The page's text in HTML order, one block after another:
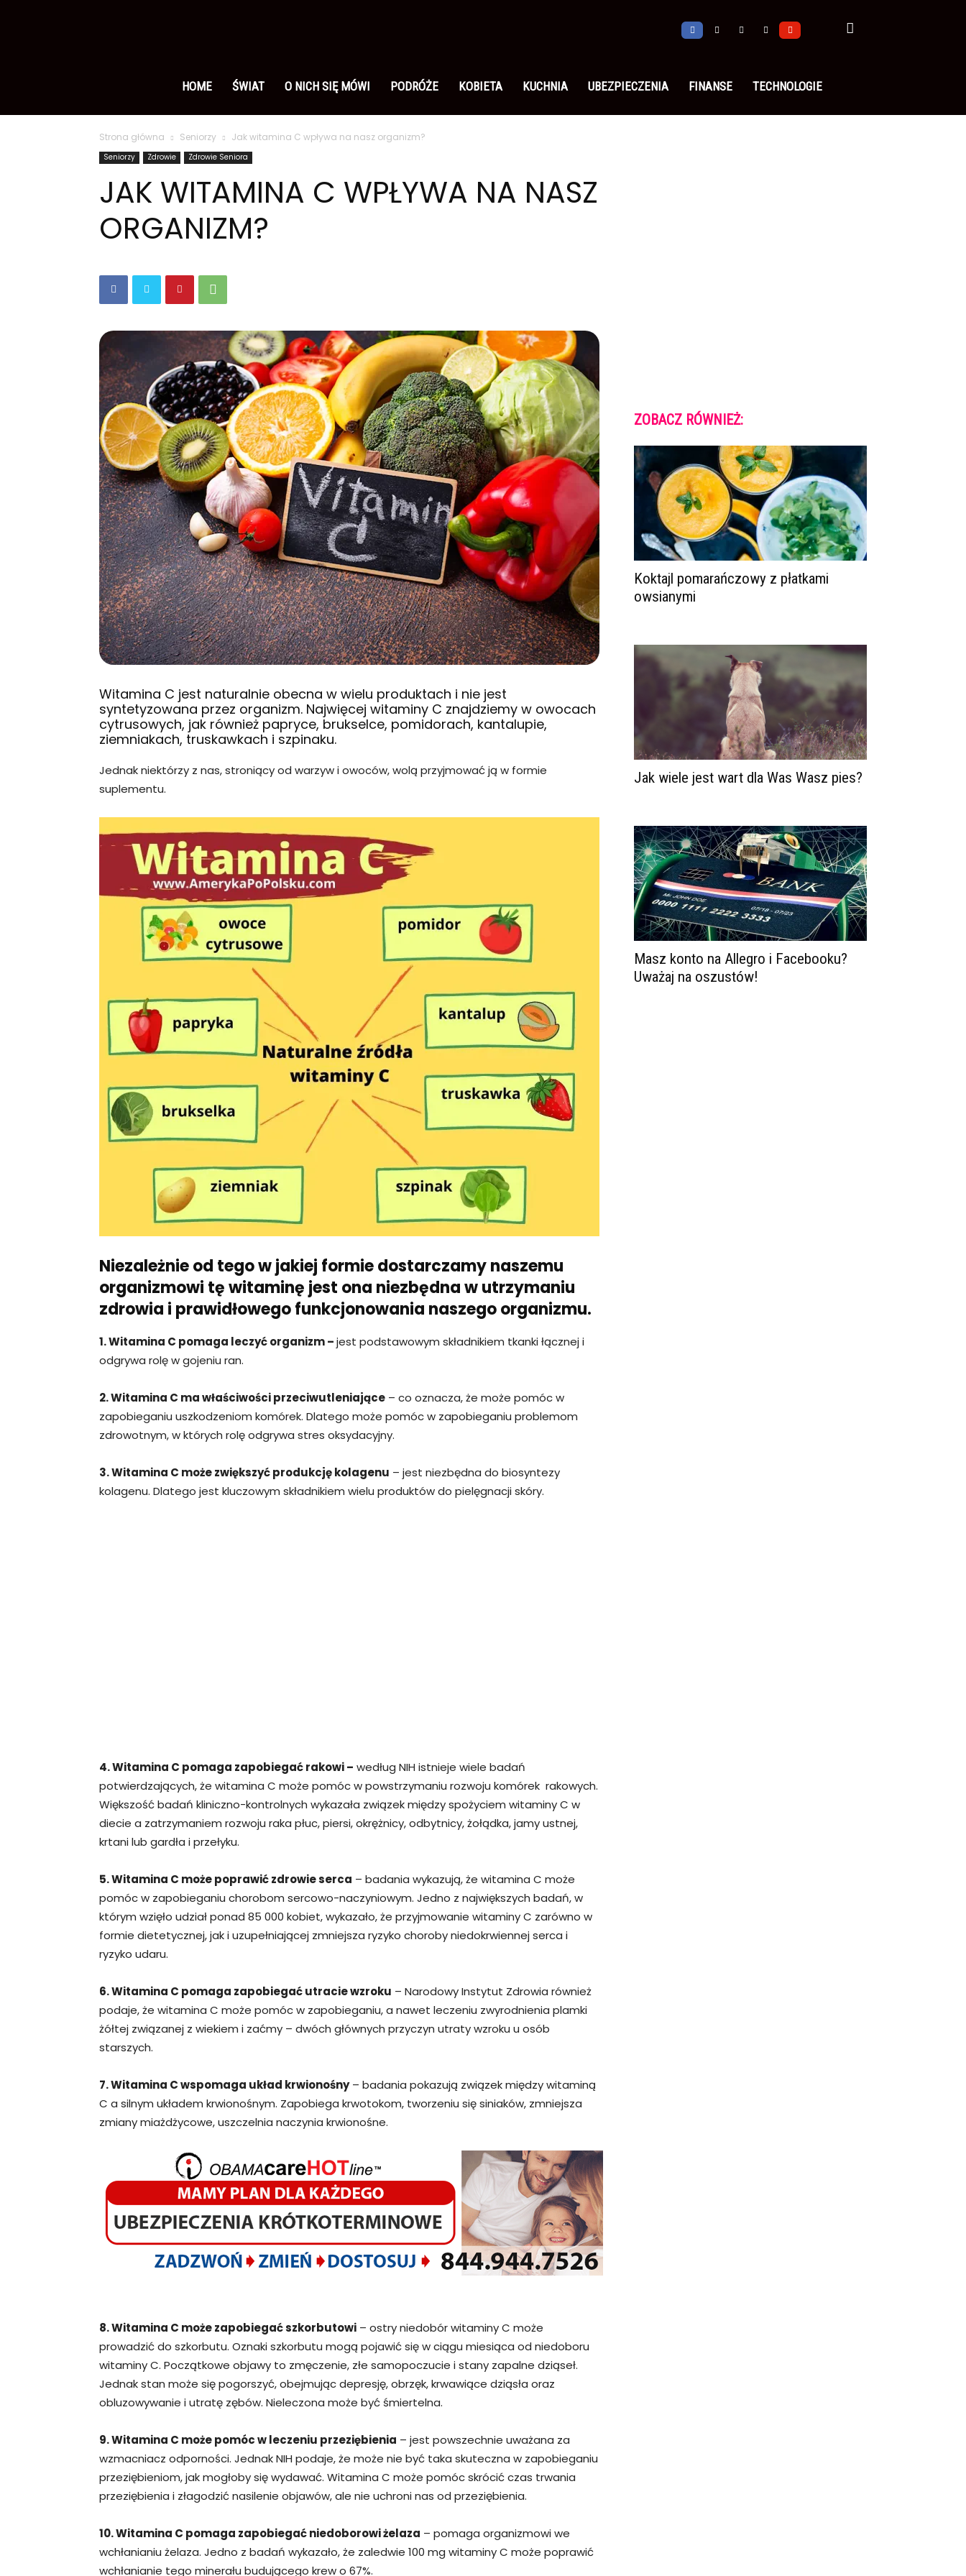
polsku
HOME ŚWIAT O NICH SIĘ MÓWI PODRÓŻE KOBIETA KUCHNIA UBEZPIECZENIA FINANSE TECHNOLOGIE
Strona główna Seniorzy Jak witamina C wpływa na nasz organizm?
Seniorzy Zdrowie Zdrowie Seniora
JAK WITAMINA C WPŁYWA NA NASZ
ORGANIZM?
Witamina C jest naturalnie obecna w wielu produktach i nie jest
syntetyzowana przez organizm. Najwięcej witaminy C znajdziemy w owocach
cytrusowych, jak również papryce, brukselce, pomidorach, kantalupie,
ziemniakach, truskawkach i szpinaku.
Jednak niektórzy z nas, stroniący od warzyw i owoców, wolą przyjmować ją w formie
suplementu.
Niezależnie od tego w jakiej formie dostarczamy naszemu
organizmowi tę witaminę jest ona niezbędna w utrzymaniu
zdrowia i prawidłowego funkcjonowania naszego organizmu.
1. Witamina C pomaga leczyć organizm –jest podstawowym składnikiem tkanki łącznej i
odgrywa rolę w gojeniu ran.
2. Witamina C ma właściwości przeciwutleniające – co oznacza, że może pomóc w
zapobieganiu uszkodzeniom komórek. Dlatego może pomóc w zapobieganiu problemom
zdrowotnym, w których rolę odgrywa stres oksydacyjny.
3. Witamina C może zwiększyć produkcję kolagenu – jest niezbędna do biosyntezy
kolagenu. Dlatego jest kluczowym składnikiem wielu produktów do pielęgnacji skóry.
4. Witamina C pomaga zapobiegać rakowi – według NIH istnieje wiele badań
potwierdzających, że witamina C może pomóc w powstrzymaniu rozwoju komórek rakowych.
Większość badań kliniczno-kontrolnych wykazała związek między spożyciem witaminy C w
diecie a zatrzymaniem rozwoju raka płuc, piersi, okrężnicy, odbytnicy, żołądka, jamy ustnej,
krtani lub gardła i przełyku.
5. Witamina C może poprawić zdrowie serca – badania wykazują, że witamina C może
pomóc w zapobieganiu chorobom sercowo-naczyniowym. Jedno z największych badań, w
którym wzięło udział ponad 85 000 kobiet, wykazało, że przyjmowanie witaminy C zarówno w
formie dietetycznej, jak i uzupełniającej zmniejsza ryzyko choroby niedokrwiennej serca i
ryzyko udaru.
6. Witamina C pomaga zapobiegać utracie wzroku – Narodowy Instytut Zdrowia również
podaje, że witamina C może pomóc w zapobieganiu, a nawet leczeniu zwyrodnienia plamki
żółtej związanej z wiekiem i zaćmy – dwóch głównych przyczyn utraty wzroku u osób
starszych.
7. Witamina C wspomaga układ krwionośny– badania pokazują związek między witaminą
C a silnym układem krwionośnym. Zapobiega krwotokom, tworzeniu się siniaków, zmniejsza
zmiany miażdżycowe, uszczelnia naczynia krwionośne.
8. Witamina C może zapobiegać szkorbutowi – ostry niedobór witaminy C może
prowadzić do szkorbutu. Oznaki szkorbutu mogą pojawić się w ciągu miesiąca od niedoboru
witaminy C. Początkowe objawy to zmęczenie, złe samopoczucie i stany zapalne dziąseł.
Jednak stan może się pogorszyć, obejmując depresję, obrzęk, krwawiące dziąsła oraz
obluzowywanie i utratę zębów. Nieleczona może być śmiertelna.
9. Witamina C może pomóc w leczeniu przeziębienia – jest powszechnie uważana za
wzmacniacz odporności. Jednak NIH podaje, że może nie być taka skuteczna w zapobieganiu
przeziębieniom, jak mogłoby się wydawać. Witamina C może pomóc skrócić czas trwania
przeziębienia i złagodzić nasilenie objawów, ale nie uchroni nas od przeziębienia.
10. Witamina C pomaga zapobiegać niedoborowi żelaza – pomaga organizmowi we
wchłanianiu żelaza. Jedno z badań wykazało, że zaledwie 100 mg witaminy C może poprawić
wchłanianie tego minerału budującego krew o 67%.
ZOBACZ RÓWNIEŻ:
Koktajl pomarańczowy z płatkami
owsianymi
Jak wiele jest wart dla Was Wasz pies?
Masz konto na Allegro i Facebooku?
Uważaj na oszustów!